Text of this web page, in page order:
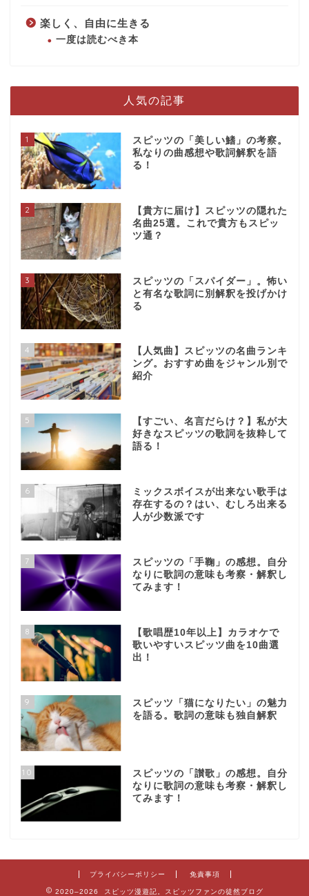
楽しく、自由に生きる
一度は読むべき本
人気の記事
1
スピッツの「美しい鰭」の考察。
私なりの曲感想や歌詞解釈を語
る！
2
【貴方に届け】スピッツの隠れた
名曲25選。これで貴方もスピッ
ツ通？
3
スピッツの「スパイダー」。怖い
と有名な歌詞に別解釈を投げかけ
る
4
【人気曲】スピッツの名曲ランキ
ング。おすすめ曲をジャンル別で
紹介
5
【すごい、名言だらけ？】私が大
好きなスピッツの歌詞を抜粋して
語る！
6
ミックスボイスが出来ない歌手は
存在するの？はい、むしろ出来る
人が少数派です
7
スピッツの「手鞠」の感想。自分
なりに歌詞の意味も考察・解釈し
てみます！
8
【歌唱歴10年以上】カラオケで
歌いやすいスピッツ曲を10曲選
出！
9
スピッツ「猫になりたい」の魅力
を語る。歌詞の意味も独自解釈
10
スピッツの「讃歌」の感想。自分
なりに歌詞の意味も考察・解釈し
てみます！
プライバシーポリシー 免責事項
2020–2026 スピッツ漫遊記。スピッツファンの徒然ブログ